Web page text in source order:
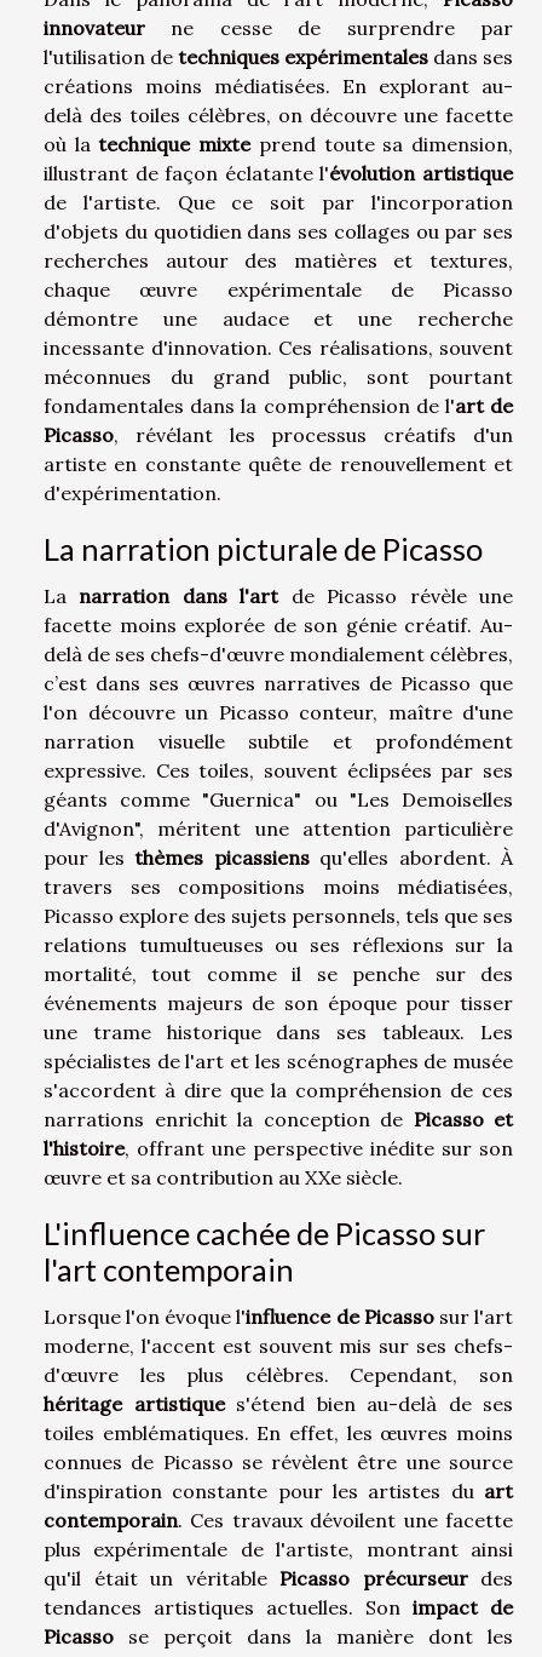
innovateur ne cesse de surprendre par
l'utilisation de techniques expérimentales dans ses
créations moins médiatisées. En explorant au-
delà des toiles célèbres, on découvre une facette
où latechnique mixteprend toute sa dimension,
illustrant de façon éclatante l'évolution artistique
de l'artiste. Que ce soit par l'incorporation
d'objets du quotidien dans ses collages ou par ses
recherches autour des matières et textures,
chaque œuvre expérimentale de Picasso
démontre une audace et une recherche
incessante d'innovation. Ces réalisations, souvent
méconnues du grand public, sont pourtant
fondamentales dans la compréhension de l'art de
Picasso, révélant les processus créatifs d'un
artiste en constante quête de renouvellement et
d'expérimentation.
La narration picturale de Picasso
La narration dans l'artde Picasso révèle une
facette moins explorée de son génie créatif. Au-
delà de ses chefs-d'œuvre mondialement célèbres,
c’est dans ses œuvres narratives de Picasso que
l'on découvre un Picasso conteur, maître d'une
narration visuelle subtile et profondément
expressive. Ces toiles, souvent éclipsées par ses
géants comme "Guernica" ou "Les Demoiselles
d'Avignon", méritent une attention particulière
pour les thèmes picassiensqu'elles abordent. À
travers ses compositions moins médiatisées,
Picasso explore des sujets personnels, tels que ses
relations tumultueuses ou ses réflexions sur la
mortalité, tout comme il se penche sur des
événements majeurs de son époque pour tisser
une trame historique dans ses tableaux. Les
spécialistes de l'art et les scénographes de musée
s'accordent à dire que la compréhension de ces
narrations enrichit la conception de Picasso et
l'histoire, offrant une perspective inédite sur son
œuvre et sa contribution au XXe siècle.
L'influence cachée de Picasso sur
l'art contemporain
Lorsque l'on évoque l'influence de Picassosur l'art
moderne, l'accent est souvent mis sur ses chefs-
d'œuvre les plus célèbres. Cependant, son
héritage artistiques'étend bien au-delà de ses
toiles emblématiques. En effet, les œuvres moins
connues de Picasso se révèlent être une source
d'inspiration constante pour les artistes du art
contemporain. Ces travaux dévoilent une facette
plus expérimentale de l'artiste, montrant ainsi
qu'il était un véritable Picasso précurseurdes
tendances artistiques actuelles. Son impact de
Picasso se perçoit dans la manière dont les